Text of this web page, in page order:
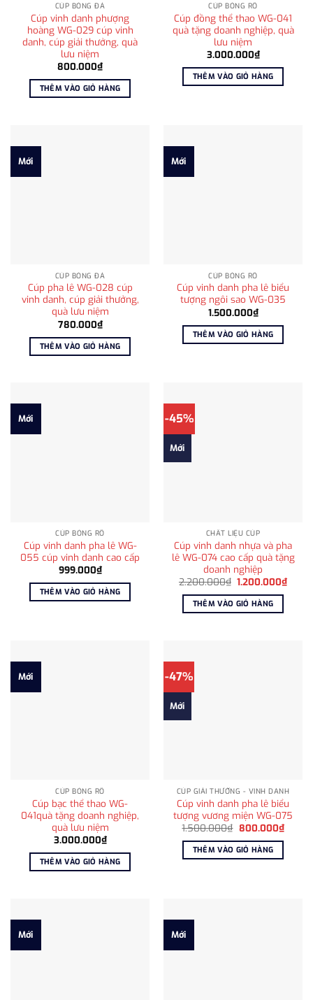
CÚP BÓNG ĐÁ
Cúp vinh danh phượng
hoàng WG-029 cúp vinh
danh, cúp giải thưởng, quà
lưu niệm
800.000₫
THÊM VÀO GIỎ HÀNG
CÚP BÓNG RỔ
Cúp đồng thể thao WG-041
quà tặng doanh nghiệp, quà
lưu niệm
3.000.000₫
THÊM VÀO GIỎ HÀNG
Mới
CÚP BÓNG ĐÁ
Cúp pha lê WG-028 cúp
vinh danh, cúp giải thưởng,
quà lưu niệm
780.000₫
THÊM VÀO GIỎ HÀNG
Mới
CÚP BÓNG RỔ
Cúp vinh danh pha lê biểu
tượng ngôi sao WG-035
1.500.000₫
THÊM VÀO GIỎ HÀNG
Mới
CÚP BÓNG RỔ
Cúp vinh danh pha lê WG-
055 cúp vinh danh cao cấp
999.000₫
THÊM VÀO GIỎ HÀNG
-45%
Mới
CHẤT LIỆU CÚP
Cúp vinh danh nhựa và pha
lê WG-074 cao cấp quà tặng
doanh nghiệp
2.200.000₫ Giá
là:
2.200.000₫.
1.200.000₫Giá
THÊM VÀO GIỎ HÀNG
Mới
CÚP BÓNG RỔ
Cúp bạc thể thao WG-
041quà tặng doanh nghiệp,
quà lưu niệm
3.000.000₫
THÊM VÀO GIỎ HÀNG
-47%
Mới
CÚP GIẢI THƯỞNG - VINH DANH
Cúp vinh danh pha lê biểu
tượng vương miện WG-075
1.500.000₫ Giá
là:
1.500.000₫.
800.000₫Giá
hiện
THÊM VÀO GIỎ HÀNG
Mới Mới